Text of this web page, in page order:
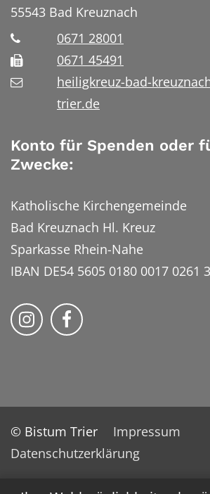
55543 Bad Kreuznach
0671 28001
0671 45491
heiligkreuz-bad-
trier.de
Konto für Spenden oder
Zwecke:
Katholische Kirchengemeinde
Bad Kreuznach Hl. Kreuz
Sparkasse Rhein-Nahe
IBAN DE54 5605 0180 0017 0261
Bistum Trier auf
Bistum Trier auf
© Bistum Trier
Impressum
Datenschutzerklärung